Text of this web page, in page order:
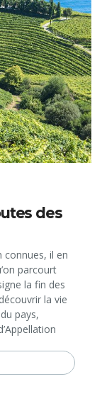
des
connues, il en
parcourt
la fin des
la vie
pays,